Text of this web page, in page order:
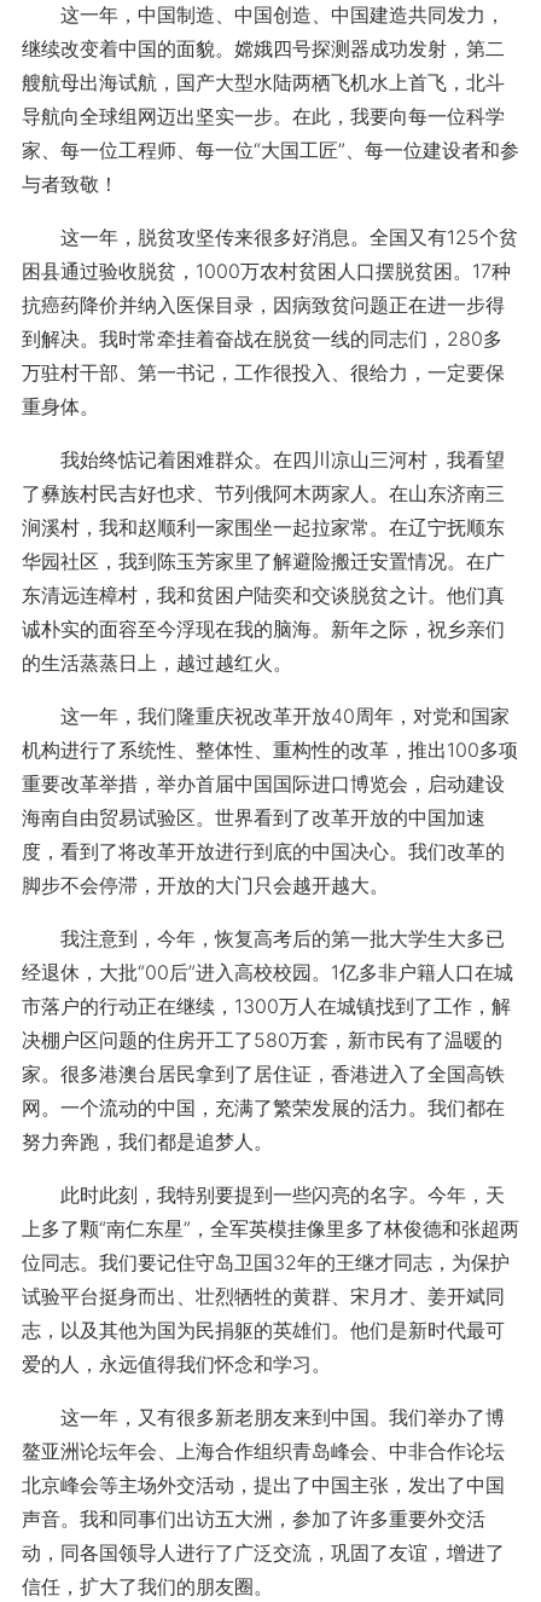
这一年，中国制造、中国创造、中国建造共同发力，
继续改变着中国的面貌。嫦娥四号探测器成功发射，第二
艘航母出海试航，国产大型水陆两栖飞机水上首飞，北斗
导航向全球组网迈出坚实一步。在此，我要向每一位科学
家、每一位工程师、每一位“大国工匠”、每一位建设者和参
与者致敬！
这一年，脱贫攻坚传来很多好消息。全国又有125个贫
困县通过验收脱贫，1000万农村贫困人口摆脱贫困。17种
抗癌药降价并纳入医保目录，因病致贫问题正在进一步得
到解决。我时常牵挂着奋战在脱贫一线的同志们，280多
万驻村干部、第一书记，工作很投入、很给力，一定要保
重身体。
我始终惦记着困难群众。在四川凉山三河村，我看望
了彝族村民吉好也求、节列俄阿木两家人。在山东济南三
涧溪村，我和赵顺利一家围坐一起拉家常。在辽宁抚顺东
华园社区，我到陈玉芳家里了解避险搬迁安置情况。在广
东清远连樟村，我和贫困户陆奕和交谈脱贫之计。他们真
诚朴实的面容至今浮现在我的脑海。新年之际，祝乡亲们
的生活蒸蒸日上，越过越红火。
这一年，我们隆重庆祝改革开放40周年，对党和国家
机构进行了系统性、整体性、重构性的改革，推出100多项
重要改革举措，举办首届中国国际进口博览会，启动建设
海南自由贸易试验区。世界看到了改革开放的中国加速
度，看到了将改革开放进行到底的中国决心。我们改革的
脚步不会停滞，开放的大门只会越开越大。
我注意到，今年，恢复高考后的第一批大学生大多已
经退休，大批“00后”进入高校校园。1亿多非户籍人口在城
市落户的行动正在继续，1300万人在城镇找到了工作，解
决棚户区问题的住房开工了580万套，新市民有了温暖的
家。很多港澳台居民拿到了居住证，香港进入了全国高铁
网。一个流动的中国，充满了繁荣发展的活力。我们都在
努力奔跑，我们都是追梦人。
此时此刻，我特别要提到一些闪亮的名字。今年，天
上多了颗“南仁东星”，全军英模挂像里多了林俊德和张超两
位同志。我们要记住守岛卫国32年的王继才同志，为保护
试验平台挺身而出、壮烈牺牲的黄群、宋月才、姜开斌同
志，以及其他为国为民捐躯的英雄们。他们是新时代最可
爱的人，永远值得我们怀念和学习。
这一年，又有很多新老朋友来到中国。我们举办了博
鳌亚洲论坛年会、上海合作组织青岛峰会、中非合作论坛
北京峰会等主场外交活动，提出了中国主张，发出了中国
声音。我和同事们出访五大洲，参加了许多重要外交活
动，同各国领导人进行了广泛交流，巩固了友谊，增进了
信任，扩大了我们的朋友圈。